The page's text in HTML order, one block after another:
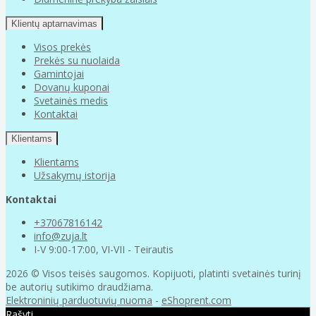
Klientų aptarnavimas
Visos prekės
Prekės su nuolaida
Gamintojai
Dovanų kuponai
Svetainės medis
Kontaktai
Klientams
Klientams
Užsakymų istorija
Kontaktai
+37067816142
info@zuja.lt
I-V 9:00-17:00, VI-VII - Teirautis
2026 © Visos teisės saugomos. Kopijuoti, platinti svetainės turinį
be autorių sutikimo draudžiama.
Elektroninių parduotuvių nuoma - eShoprent.com